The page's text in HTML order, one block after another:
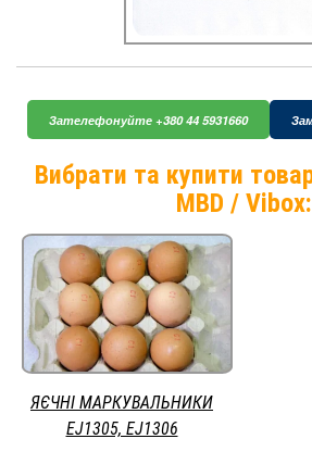
Зателефонуйте +380 44 5931660
Вибрати та купити
MBD / Vibox:
ЯЄЧНІ МАРКУВАЛЬНИКИ
EJ1305, EJ1306